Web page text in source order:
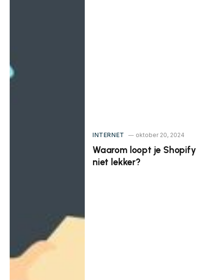
INTERNET oktober 20, 2024
Waarom loopt je Shopify
niet lekker?